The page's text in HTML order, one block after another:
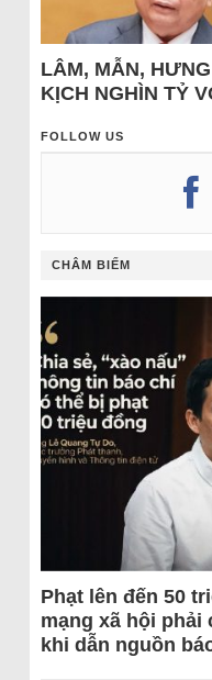
LÂM, MẪN,
KỊCH NGHÌN TỶ
FOLLOW US
CHÂM BIẾM
Phạt lên đến 50
mạng xã hội phải
khi dẫn nguồn